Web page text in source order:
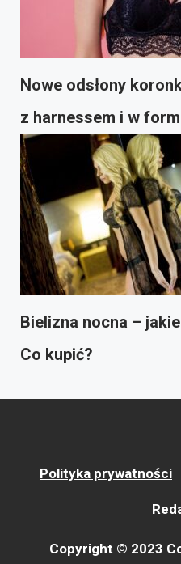
Nowe odsłony
z harnessem i w
Bielizna nocna –
Co kupić?
Polityka prywatności
Copyright © 2023